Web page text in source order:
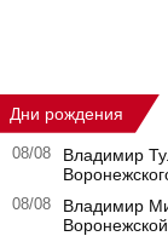
Дни рождения
08/08
Владимир
08/08
Владимир